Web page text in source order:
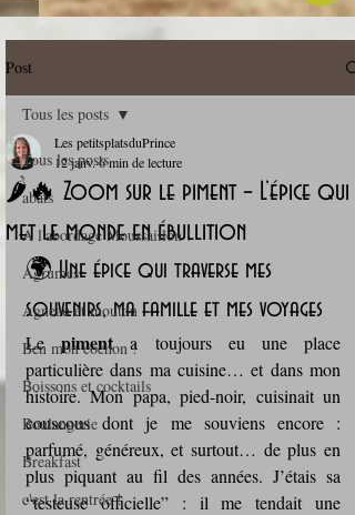
Post
Tous les posts
abats
A l'abordage Moussaillon !
Agrumes
Agneau et mouton
Ben mon cochon !
Boissons et cocktails
Boulangerie
Breakfast
c'est la rentrée !
Tous les posts
🌶️🔥 Zoom sur le piment – L’épice qui
met le monde en ébullition
Les petitsplatsduPrince
12 janv.6 min de lecture
🌍 Une épice qui traverse mes
souvenirs, ma famille et mes voyages
Le piment a toujours eu une place
particulière dans ma cuisine… et dans mon
histoire. Mon papa, pied‑noir, cuisinait un
couscous dont je me souviens encore :
parfumé, généreux, et surtout… de plus en
plus piquant au fil des années. J’étais sa
“testeuse officielle” : il me tendait une